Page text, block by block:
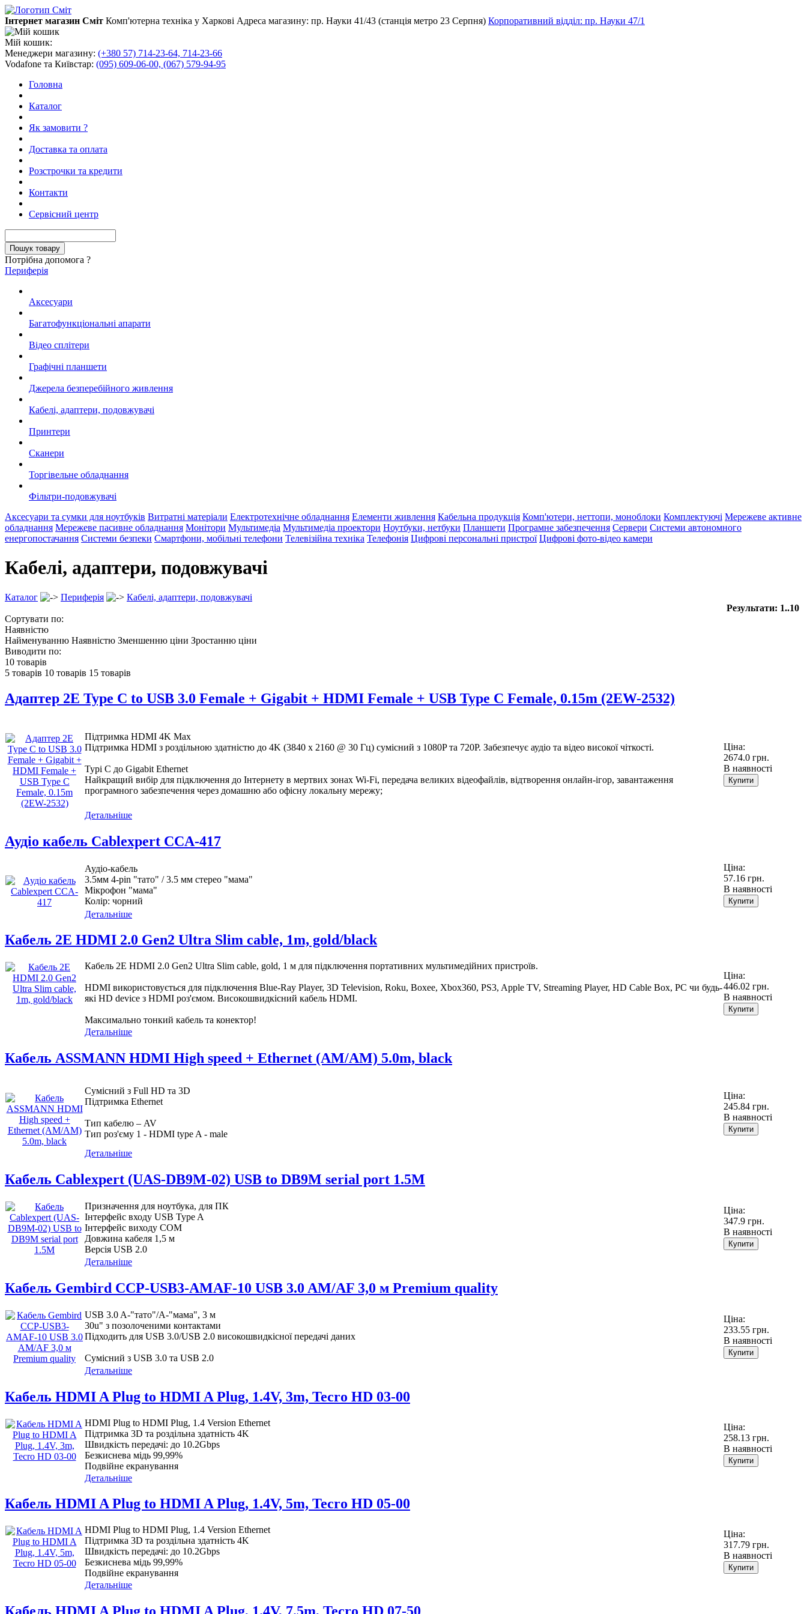
Інтернет магазин Сміт Комп'ютерна техніка у Харкові Адреса магазину: пр. Науки 41/43 (станція метро 23 Серпня) Корпоративний відділ: пр. Науки 47/1
Мій кошик:
Менеджери магазину: (+380 57) 714-23-64, 714-23-66
Vodafone та Київстар: (095) 609-06-00, (067) 579-94-95
Головна
Каталог
Як замовити ?
Доставка та оплата
Розстрочки та кредити
Контакти
Сервісний центр
Потрібна допомога ?
Периферія
Аксесуари
Багатофункціональні апарати
Відео сплітери
Графічні планшети
Джерела безперебійного живлення
Кабелі, адаптери, подовжувачі
Принтери
Сканери
Торгівельне обладнання
Фільтри-подовжувачі
Аксесуари та сумки для ноутбуків Витратні матеріали Електротехнічне обладнання Елементи живлення Кабельна продукція Комп'ютери, неттопи, моноблоки Комплектуючі Мережеве активне
обладнання Мережеве пасивне обладнання Монітори Мультимедіа Мультимедіа проектори Ноутбуки, нетбуки Планшети Програмне забезпечення Сервери Системи автономного
енергопостачання Системи безпеки Смартфони, мобільні телефони Телевізійна техніка Телефонія Цифрові персональні пристрої Цифрові фото-відео камери
Кабелі, адаптери, подовжувачі
Каталог Периферія
Кабелі, адаптери, подовжувачі
Результати: 1..10
Сортувати по:
Наявністю
Найменуванню Наявністю Зменшенню ціни Зростанню ціни
Виводити по:
10 товарів
5 товарів 10 товарів 15 товарів
Адаптер 2E Type C to USB 3.0 Female + Gigabit + HDMI Female + USB Type C Female, 0.15m (2EW-2532)
Підтримка HDMI 4K Max
Підтримка HDMI з роздільною здатністю до 4K (3840 x 2160 @ 30 Гц) сумісний з 1080P та 720P. Забезпечує аудіо та відео високої чіткості.
Турі C до Gigabit Ethernet
Найкращий вибір для підключення до Інтернету в мертвих зонах Wi-Fi, передача великих відеофайлів, відтворення онлайн-ігор, завантаження
програмного забезпечення через домашню або офісну локальну мережу;
Ціна:
2674.0 грн.
В наявності
Купити
Детальніше
Аудіо кабель Cablexpert CCA-417
Аудіо-кабель
3.5мм 4-pin "тато" / 3.5 мм стерео "мама"
Мікрофон "мама"
Колір: чорний
Ціна:
57.16 грн.
В наявності
Купити
Детальніше
Кабель 2Е HDMI 2.0 Gen2 Ultra Slim cable, 1m, gold/black
Кабель 2Е HDMI 2.0 Gen2 Ultra Slim cable, gold, 1 м для підключення портативних мультимедійних пристроїв.
HDMI використовується для підключення Blue-Ray Player, 3D Television, Roku, Boxee, Xbox360, PS3, Apple TV, Streaming Player, HD Cable Box, PC чи будь-
які HD device з HDMI роз'ємом. Високошвидкісний кабель HDMI.
Максимально тонкий кабель та конектор!
Ціна:
446.02 грн.
В наявності
Купити
Детальніше
Кабель ASSMANN HDMI High speed + Ethernet (AM/AM) 5.0m, black
Сумісний з Full HD та 3D
Підтримка Ethernet
Тип кабелю – AV
Тип роз'єму 1 - HDMI type A - male
Ціна:
245.84 грн.
В наявності
Купити
Детальніше
Кабель Cablexpert (UAS-DB9M-02) USB to DB9M serial port 1.5M
Призначення для ноутбука, для ПК
Інтерфейс входу USB Type A
Інтерфейс виходу COM
Довжина кабеля 1,5 м
Версія USB 2.0
Ціна:
347.9 грн.
В наявності
Купити
Детальніше
Кабель Gembird CCP-USB3-AMAF-10 USB 3.0 AM/AF 3,0 м Premium quality
USB 3.0 A-"тато"/A-"мама", 3 м
30u" з позолоченими контактами
Підходить для USB 3.0/USB 2.0 високошвидкісної передачі даних
Сумісний з USB 3.0 та USB 2.0
Ціна:
233.55 грн.
В наявності
Купити
Детальніше
Кабель HDMI A Plug to HDMI A Plug, 1.4V, 3m, Tecro HD 03-00
HDMI Plug to HDMI Plug, 1.4 Version Ethernet
Підтримка 3D та роздільна здатність 4K
Швидкість передачі: до 10.2Gbps
Безкиснева мідь 99,99%
Подвійне екранування
Ціна:
258.13 грн.
В наявності
Купити
Детальніше
Кабель HDMI A Plug to HDMI A Plug, 1.4V, 5m, Tecro HD 05-00
HDMI Plug to HDMI Plug, 1.4 Version Ethernet
Підтримка 3D та роздільна здатність 4K
Швидкість передачі: до 10.2Gbps
Безкиснева мідь 99,99%
Подвійне екранування
Ціна:
317.79 грн.
В наявності
Купити
Детальніше